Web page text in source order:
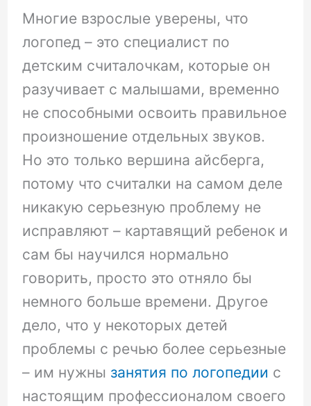
Многие взрослые уверены, что
логопед – это специалист по
детским считалочкам, которые он
разучивает с малышами, временно
не способными освоить правильное
произношение отдельных звуков.
Но это только вершина айсберга,
потому что считалки на самом деле
никакую серьезную проблему не
исправляют – картавящий ребенок и
сам бы научился нормально
говорить, просто это отняло бы
немного больше времени. Другое
дело, что у некоторых детей
проблемы с речью более серьезные
– им нужны занятия по логопедии с
настоящим профессионалом своего